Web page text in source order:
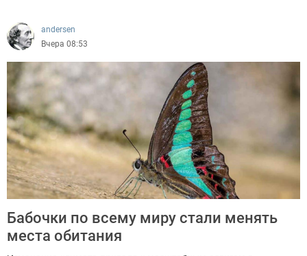
andersen
Вчера 08:53
Бабочки по всему миру стали менять
места обитания